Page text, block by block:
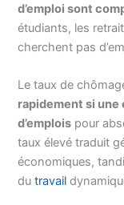
d’emploi sont
étudiants, les
cherchent pas
Le taux de
rapidement si
d’emplois pour
taux élevé traduit
économiques,
dutravail